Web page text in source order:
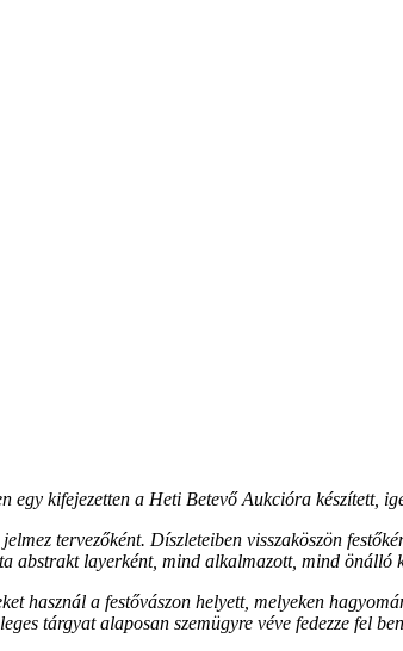
egy kifejezetten a Heti BetevőAukcióra készített,
tervezőként. Díszleteiben visszaköszön
abstrakt layerként, mind alkalmazott, mind önálló
használ a festővászon helyett, melyeken
tárgyat alaposan szemügyre véve fedezze fel